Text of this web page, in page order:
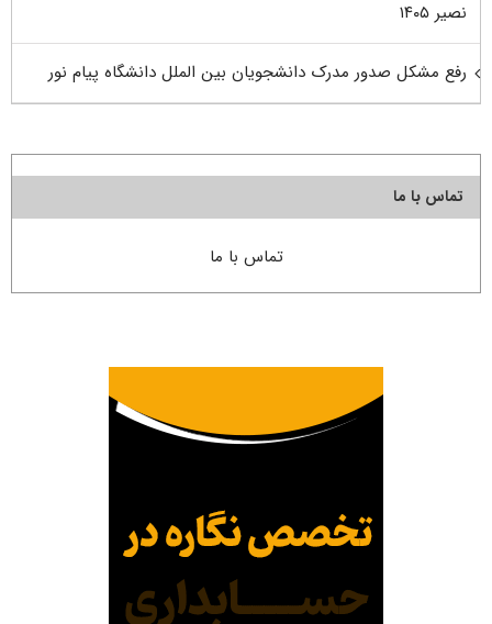
نصیر ۱۴۰۵
رفع مشکل صدور مدرک دانشجویان بین الملل دانشگاه پیام نور
تماس با ما
تماس با ما